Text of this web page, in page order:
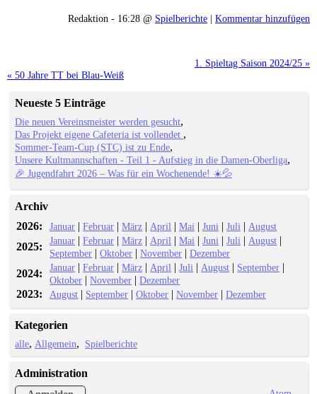
Redaktion - 16:28 @ Spielberichte | Kommentar hinzufügen
1. Spieltag Saison 2024/25 »
« 50 Jahre TT bei Blau-Weiß
Neueste 5 Einträge
Die neuen Vereinsmeister werden gesucht
Das Projekt eigene Cafeteria ist vollendet
Sommer-Team-Cup (STC) ist zu Ende
Unsere Kultmannschaften - Teil 1 - Aufstieg in die Damen-Oberliga
🎉 Jugendfahrt 2026 – Was für ein Wochenende! ☀️💦
Archiv
2026:
Januar |Februar |März | April |Mai |Juni |Juli | August
2025: Januar |Februar |März | April |Mai |Juni |Juli | August |
September |Oktober |November |Dezember
2024: Januar |Februar |März | April |Juli | August | September |
Oktober |November |Dezember
2023: August | September |Oktober |November |Dezember
Kategorien
alle Allgemein Spielberichte
Administration